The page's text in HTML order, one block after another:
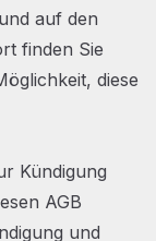
auf den
finden Sie
diese
Kündigung
AGB
und